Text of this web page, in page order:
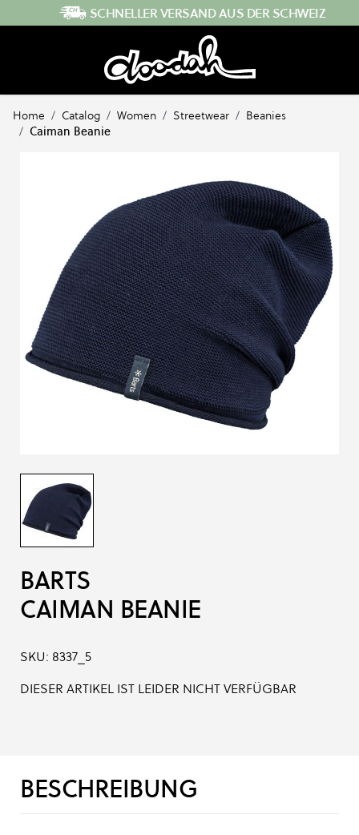
Direkt zum InhaltSCHNELLER VERSAND AUS DER SCHWEIZ
Home / Catalog / Women / Streetwear / Beanies
/ Caiman Beanie
BARTS
CAIMAN BEANIE
SKU: 8337_5
DIESER ARTIKEL IST LEIDER NICHT VERFÜGBAR
BESCHREIBUNG